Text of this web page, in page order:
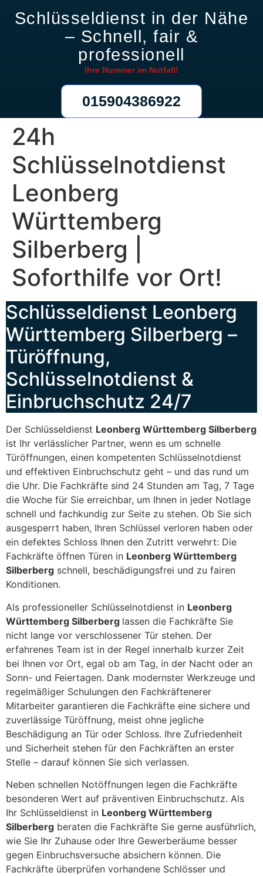
Schlüsseldienst in der Nähe
– Schnell, fair &
professionell
Ihre Nummer im Notfall!
015904386922
24h
Schlüsselnotdienst
Leonberg
Württemberg
Silberberg |
Soforthilfe vor Ort!
Schlüsseldienst Leonberg
Württemberg Silberberg –
Türöffnung,
Schlüsselnotdienst &
Einbruchschutz 24/7
Der Schlüsseldienst Leonberg Württemberg Silberberg
ist Ihr verlässlicher Partner, wenn es um schnelle
Türöffnungen, einen kompetenten Schlüsselnotdienst
und effektiven Einbruchschutz geht – und das rund um
die Uhr. Die Fachkräfte sind 24 Stunden am Tag, 7 Tage
die Woche für Sie erreichbar, um Ihnen in jeder Notlage
schnell und fachkundig zur Seite zu stehen. Ob Sie sich
ausgesperrt haben, Ihren Schlüssel verloren haben oder
ein defektes Schloss Ihnen den Zutritt verwehrt: Die
Fachkräfte öffnen Türen in Leonberg Württemberg
Silberberg schnell, beschädigungsfrei und zu fairen
Konditionen.
Als professioneller Schlüsselnotdienst in Leonberg
Württemberg Silberberg lassen die Fachkräfte Sie
nicht lange vor verschlossener Tür stehen. Der
erfahrenes Team ist in der Regel innerhalb kurzer Zeit
bei Ihnen vor Ort, egal ob am Tag, in der Nacht oder an
Sonn- und Feiertagen. Dank modernster Werkzeuge und
regelmäßiger Schulungen den Fachkräftenerer
Mitarbeiter garantieren die Fachkräfte eine sichere und
zuverlässige Türöffnung, meist ohne jegliche
Beschädigung an Tür oder Schloss. Ihre Zufriedenheit
und Sicherheit stehen für den Fachkräften an erster
Stelle – darauf können Sie sich verlassen.
Neben schnellen Notöffnungen legen die Fachkräfte
besonderen Wert auf präventiven Einbruchschutz. Als
Ihr Schlüsseldienst in Leonberg Württemberg
Silberberg beraten die Fachkräfte Sie gerne ausführlich,
wie Sie Ihr Zuhause oder Ihre Gewerberäume besser
gegen Einbruchsversuche absichern können. Die
Fachkräfte überprüfen vorhandene Schlösser und